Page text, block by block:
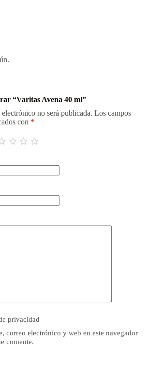
“Varitas Avena 40 ml”
no será publicada. Los campos
con *
privacidad
correo electrónico y web en este navegador
comente.